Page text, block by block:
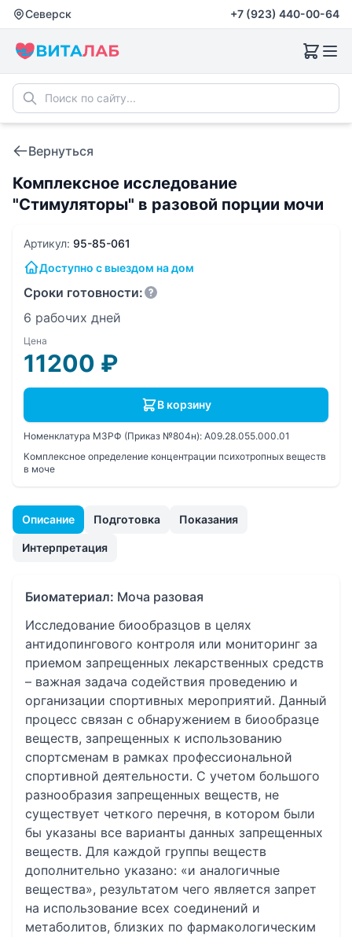
Северск +7 (923) 440-00-64
Вернуться
Комплексное исследование
"Стимуляторы" в разовой порции мочи
Описание Подготовка Показания
Интерпретация
Биоматериал: Моча разовая
Исследование биообразцов в целях
антидопингового контроля или мониторинг за
приемом запрещенных лекарственных средств
– важная задача содействия проведению и
организации спортивных мероприятий. Данный
процесс связан с обнаружением в биообразце
веществ, запрещенных к использованию
спортсменам в рамках профессиональной
спортивной деятельности. С учетом большого
разнообразия запрещенных веществ, не
существует четкого перечня, в котором были
бы указаны все варианты данных запрещенных
веществ. Для каждой группы веществ
дополнительно указано: «и аналогичные
вещества», результатом чего является запрет
на использование всех соединений и
метаболитов, близких по фармакологическим
Артикул: 95-85-061
Доступно с выездом на дом
Сроки готовности:
6 рабочих дней
Цена
11200 ₽
В корзину
Номенклатура МЗРФ (Приказ №804н): A09.28.055.000.01
Комплексное определение концентрации психотропных веществ
в моче